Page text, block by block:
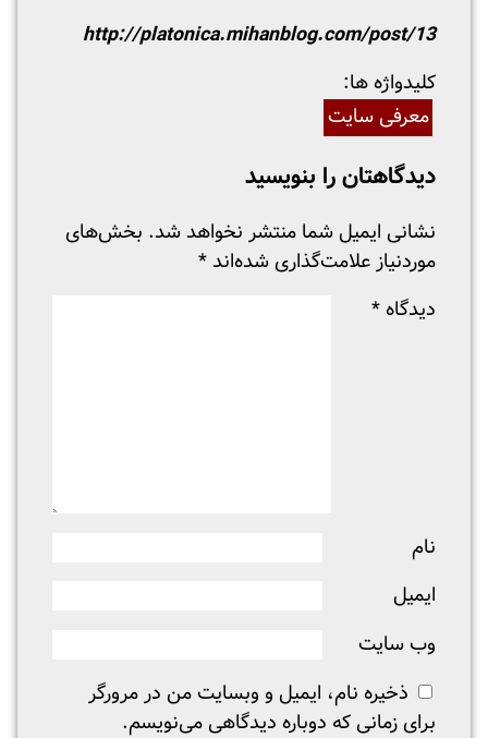
http://platonica.mihanblog.com/post/13
:کلیدواژه ها
معرفی سایت
دیدگاهتان را بنویسید
نشانی ایمیل شما منتشر نخواهد شد. بخش‌های
موردنیاز علامت‌گذاری شده‌اند *
دیدگاه *
نام
ایمیل
وب‌ سایت
ذخیره نام، ایمیل و وبسایت من در مرورگر
برای زمانی که دوباره دیدگاهی می‌نویسم.